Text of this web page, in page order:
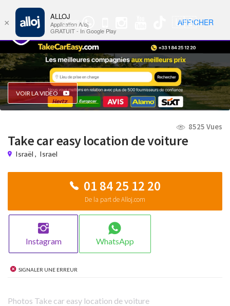
Groupe
WhatsApp
🇺🇸 Nav
VOIR LA VIDEO
8525 Vues
Take car easy location de voiture
Israël , Israel
01 84 25 12 20
De la part de Alloj.com
Instagram WhatsApp
Signaler une erreur
Photos Take car easy location de voiture
×
ALLOJ
Application Alloj
GRATUIT - In Google Play
AFFICHER